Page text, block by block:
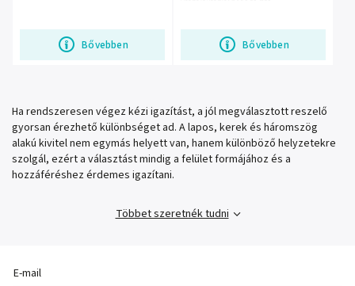
Bővebben Bővebben
Ha rendszeresen végez kézi igazítást, a jól megválasztott reszelő
gyorsan érezhető különbséget ad. A lapos, kerek és háromszög
alakú kivitel nem egymás helyett van, hanem különböző helyzetekre
szolgál, ezért a választást mindig a felület formájához és a
hozzáféréshez érdemes igazítani.
Többet szeretnék tudni
E-mail